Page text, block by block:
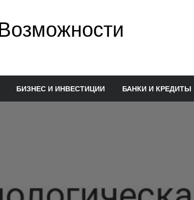
БИЗНЕС И ИНВЕСТИЦИИ БАНКИ И КРЕДИТЫ